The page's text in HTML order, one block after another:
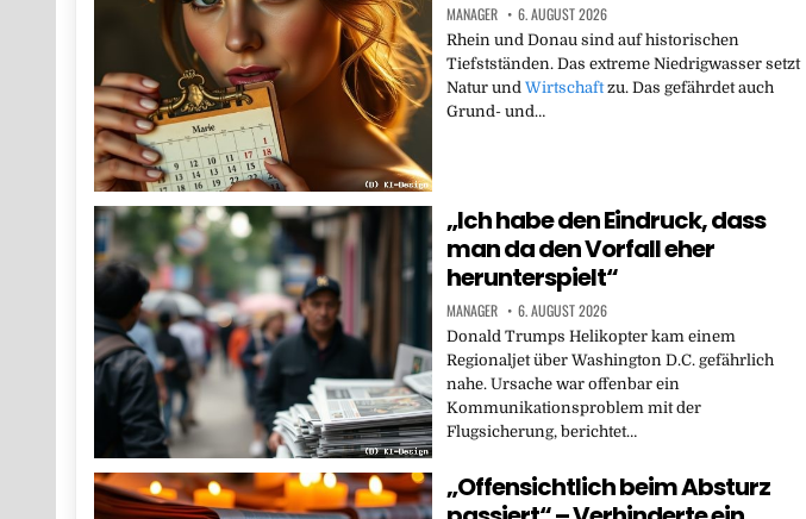
MANAGER 6. AUGUST 2026
Rhein und Donau sind auf historischen
Tiefstständen. Das extreme Niedrigwasser setzt
Natur und Wirtschaftzu. Das gefährdet auch
Grund- und…
„Ich habe den Eindruck, dass
man da den Vorfall eher
herunterspielt“
MANAGER 6. AUGUST 2026
Donald Trumps Helikopter kam einem
Regionaljet über Washington D.C. gefährlich
nahe. Ursache war offenbar ein
Kommunikationsproblem mit der
Flugsicherung, berichtet…
„Offensichtlich beim Absturz